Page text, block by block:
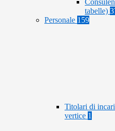
tabelle)
Personale 159
Titolari di
vertice 1